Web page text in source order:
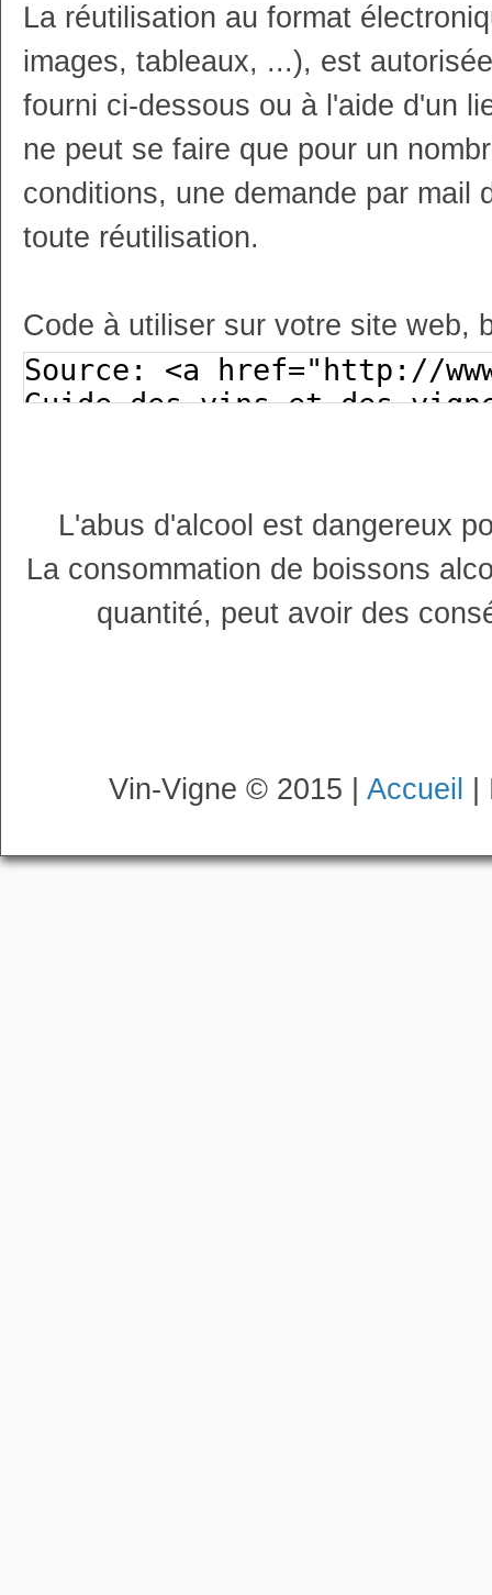
La réutilisation au format
images, tableaux, ...), est
fourni ci-dessous ou à l'aide d'un
ne peut se faire que pour un
conditions, une demande par mail
toute réutilisation.
Code à utiliser sur votre site web,
L'abus d'alcool est dangereux
La consommation de boissons
quantité, peut avoir des
Vin-Vigne © 2015 | Accueil